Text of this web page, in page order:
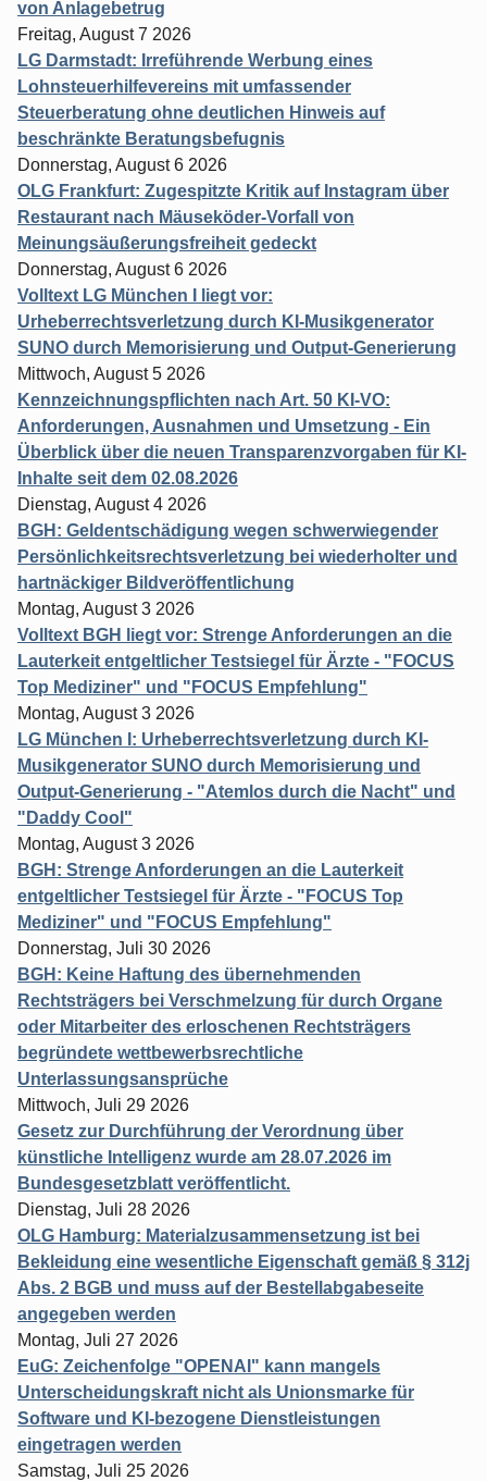
von Anlagebetrug
Freitag, August 7 2026
LG Darmstadt: Irreführende Werbung eines
Lohnsteuerhilfevereins mit umfassender
Steuerberatung ohne deutlichen Hinweis auf
beschränkte Beratungsbefugnis
Donnerstag, August 6 2026
OLG Frankfurt: Zugespitzte Kritik auf Instagram über
Restaurant nach Mäuseköder-Vorfall von
Meinungsäußerungsfreiheit gedeckt
Donnerstag, August 6 2026
Volltext LG München I liegt vor:
Urheberrechtsverletzung durch KI-Musikgenerator
SUNO durch Memorisierung und Output-Generierung
Mittwoch, August 5 2026
Kennzeichnungspflichten nach Art. 50 KI-VO:
Anforderungen, Ausnahmen und Umsetzung - Ein
Überblick über die neuen Transparenzvorgaben für KI-
Inhalte seit dem 02.08.2026
Dienstag, August 4 2026
BGH: Geldentschädigung wegen schwerwiegender
Persönlichkeitsrechtsverletzung bei wiederholter und
hartnäckiger Bildveröffentlichung
Montag, August 3 2026
Volltext BGH liegt vor: Strenge Anforderungen an die
Lauterkeit entgeltlicher Testsiegel für Ärzte - "FOCUS
Top Mediziner" und "FOCUS Empfehlung"
Montag, August 3 2026
LG München I: Urheberrechtsverletzung durch KI-
Musikgenerator SUNO durch Memorisierung und
Output-Generierung - "Atemlos durch die Nacht" und
"Daddy Cool"
Montag, August 3 2026
BGH: Strenge Anforderungen an die Lauterkeit
entgeltlicher Testsiegel für Ärzte - "FOCUS Top
Mediziner" und "FOCUS Empfehlung"
Donnerstag, Juli 30 2026
BGH: Keine Haftung des übernehmenden
Rechtsträgers bei Verschmelzung für durch Organe
oder Mitarbeiter des erloschenen Rechtsträgers
begründete wettbewerbsrechtliche
Unterlassungsansprüche
Mittwoch, Juli 29 2026
Gesetz zur Durchführung der Verordnung über
künstliche Intelligenz wurde am 28.07.2026 im
Bundesgesetzblatt veröffentlicht.
Dienstag, Juli 28 2026
OLG Hamburg: Materialzusammensetzung ist bei
Bekleidung eine wesentliche Eigenschaft gemäß § 312j
Abs. 2 BGB und muss auf der Bestellabgabeseite
angegeben werden
Montag, Juli 27 2026
EuG: Zeichenfolge "OPENAI" kann mangels
Unterscheidungskraft nicht als Unionsmarke für
Software und KI-bezogene Dienstleistungen
eingetragen werden
Samstag, Juli 25 2026